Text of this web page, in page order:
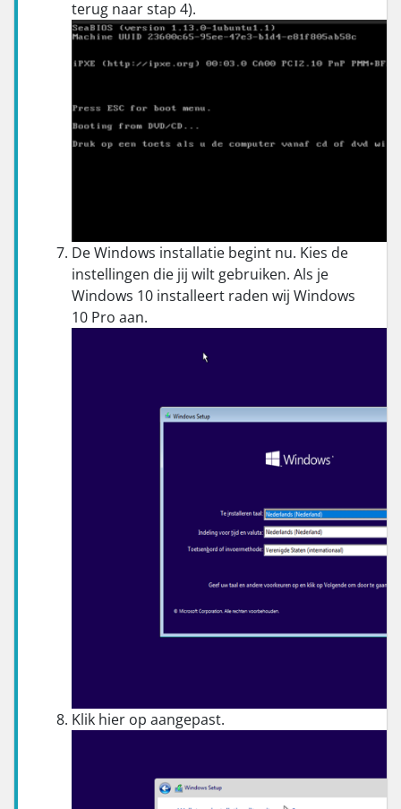
terug naar stap 4).
De Windows installatie begint nu. Kies de
instellingen die jij wilt gebruiken. Als je
Windows 10 installeert raden wij Windows
10 Pro aan.
Klik hier op aangepast.